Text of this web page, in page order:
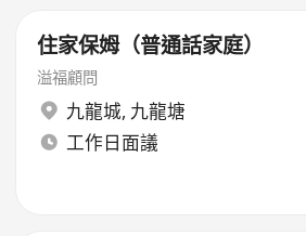
住家保姆（普通話家庭）
溢福顧問
九龍城, 九龍塘
工作日面議